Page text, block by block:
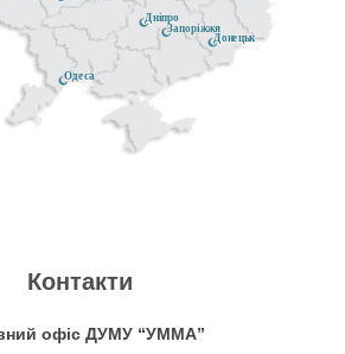
Донецьк
Дніпро
Одеса
Запоріжжя
Контакти
офіс ДУМУ “УММА”